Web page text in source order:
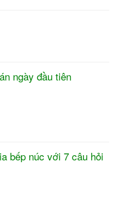
ngày đầu tiên
bếp núc với 7 câu hỏi